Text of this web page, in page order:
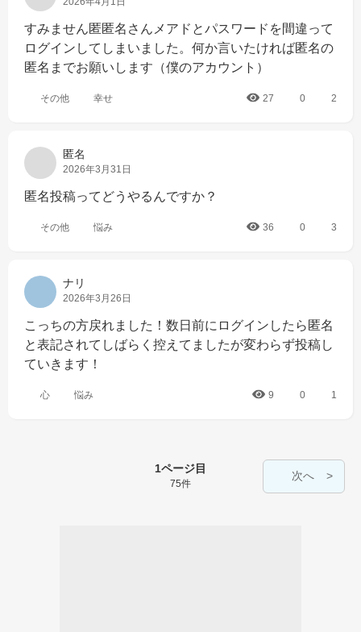
すみません匿匿名さんメアドとパスワードを間違って
ログインしてしまいました。何か言いたければ匿名の
匿名までお願いします（僕のアカウント）
その他 幸せ 27 0 2
匿名
2026年3月31日
匿名投稿ってどうやるんですか？
その他 悩み 36 0 3
ナリ
2026年3月26日
こっちの方戻れました！数日前にログインしたら匿名
と表記されてしばらく控えてましたが変わらず投稿し
ていきます！
心 悩み 9 0 1
1ページ目
75件
次へ